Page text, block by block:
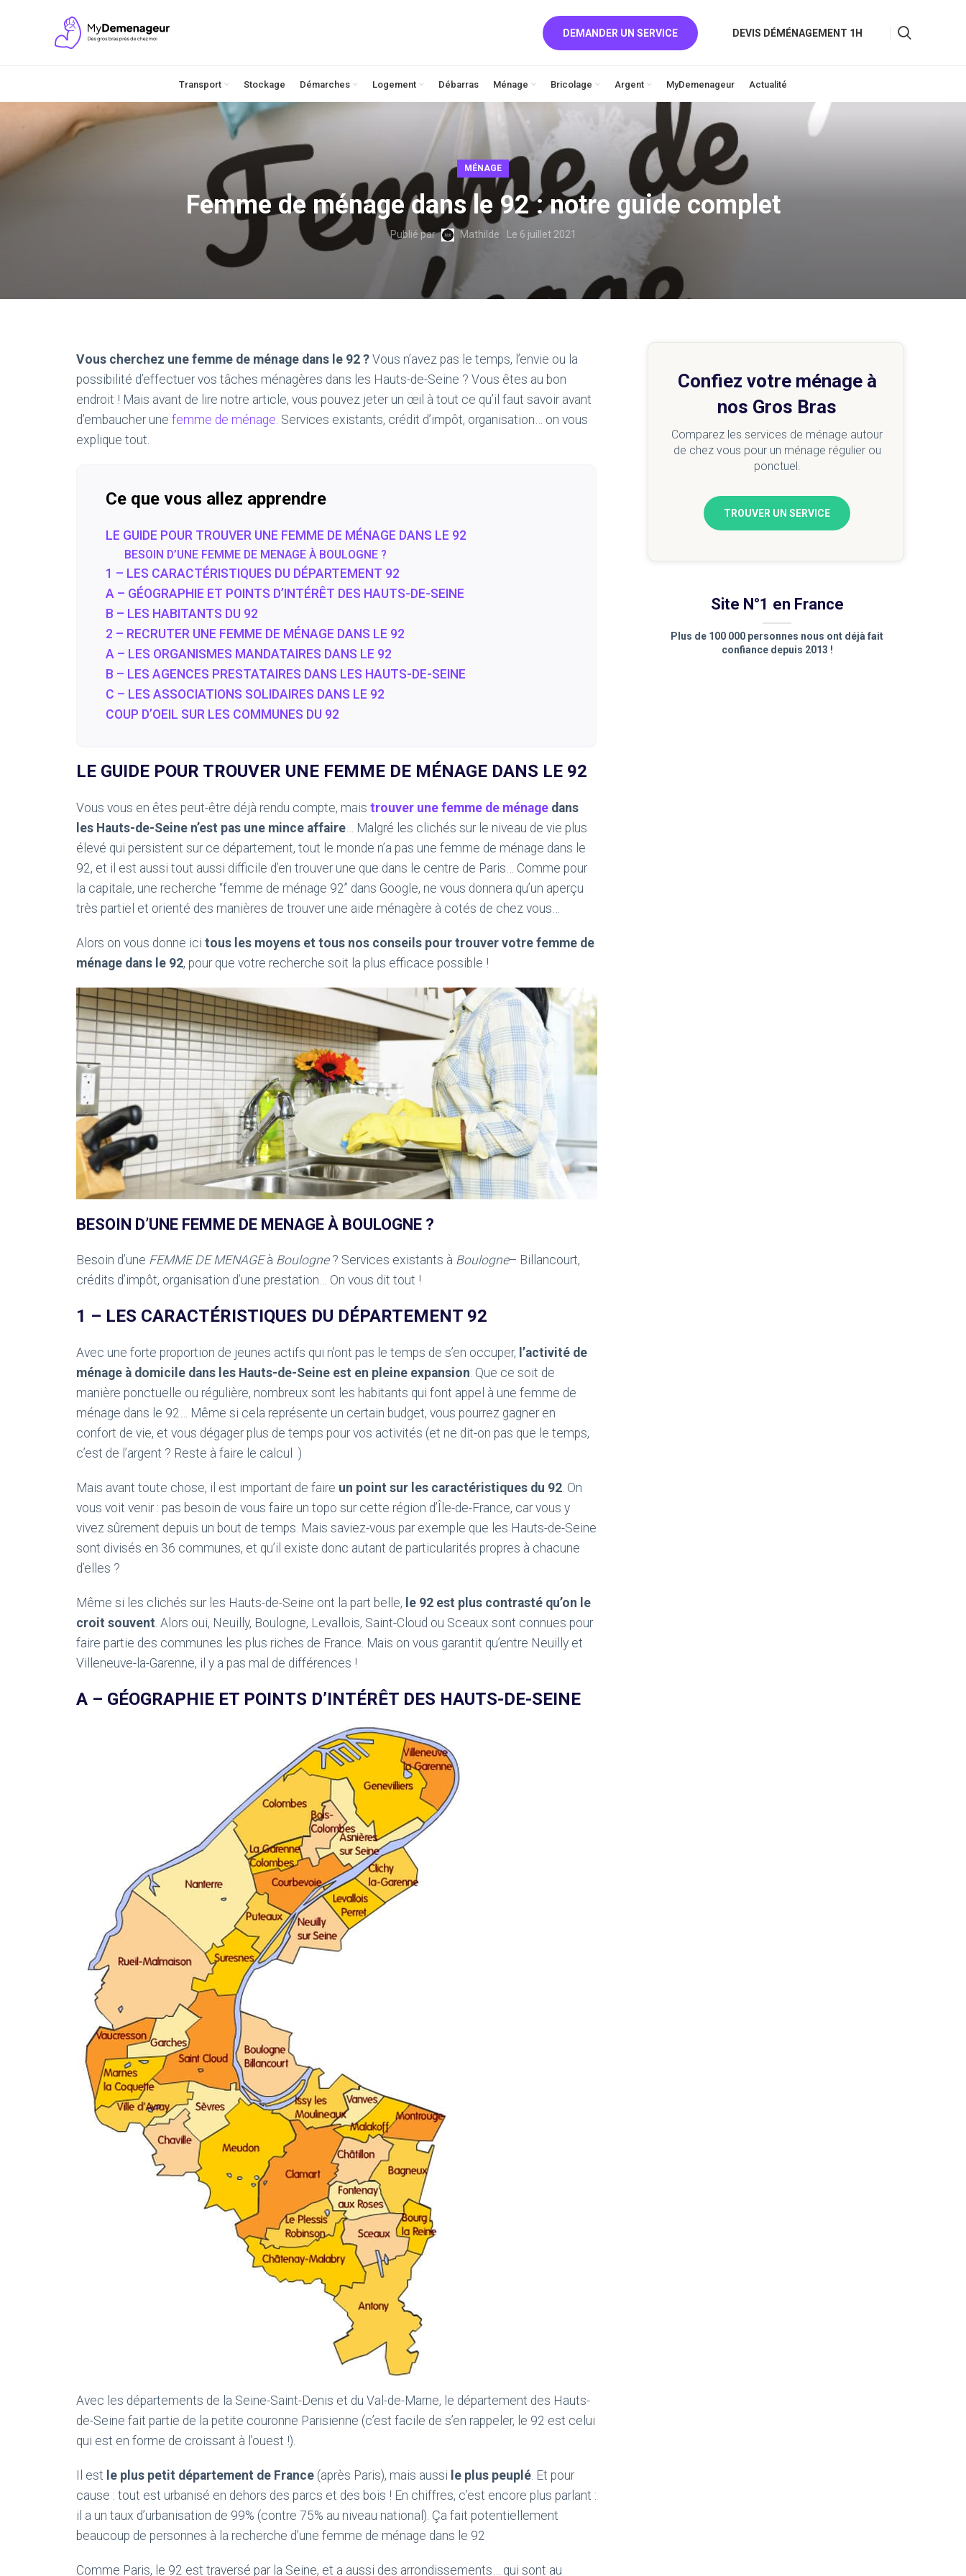
DEMANDER UN SERVICE DEVIS DÉMÉNAGEMENT 1H
Transport Stockage Démarches Logement Débarras Ménage Bricolage Argent MyDemenageur Actualité
MÉNAGE
Femme de ménage dans le 92 : notre guide complet
Publié par Mathilde Le 6 juillet 2021
Vous cherchez une femme de ménage dans le 92 ? Vous n’avez pas le temps, l’envie ou la
possibilité d’effectuer vos tâches ménagères dans les Hauts-de-Seine ? Vous êtes au bon
endroit ! Mais avant de lire notre article, vous pouvez jeter un œil à tout ce qu’il faut savoir avant
d’embaucher une femme de ménage. Services existants, crédit d’impôt, organisation… on vous
explique tout.
Ce que vous allez apprendre
LE GUIDE POUR TROUVER UNE FEMME DE MÉNAGE DANS LE 92
BESOIN D’UNE FEMME DE MENAGE À BOULOGNE ?
1 – LES CARACTÉRISTIQUES DU DÉPARTEMENT 92
A – GÉOGRAPHIE ET POINTS D’INTÉRÊT DES HAUTS-DE-SEINE
B – LES HABITANTS DU 92
2 – RECRUTER UNE FEMME DE MÉNAGE DANS LE 92
A – LES ORGANISMES MANDATAIRES DANS LE 92
B – LES AGENCES PRESTATAIRES DANS LES HAUTS-DE-SEINE
C – LES ASSOCIATIONS SOLIDAIRES DANS LE 92
COUP D’OEIL SUR LES COMMUNES DU 92
LE GUIDE POUR TROUVER UNE FEMME DE MÉNAGE DANS LE 92
Vous vous en êtes peut-être déjà rendu compte, mais trouver une femme de ménage dans
les Hauts-de-Seine n’est pas une mince affaire … Malgré les clichés sur le niveau de vie plus
élevé qui persistent sur ce département, tout le monde n’a pas une femme de ménage dans le
92, et il est aussi tout aussi difficile d’en trouver une que dans le centre de Paris… Comme pour
la capitale, une recherche “femme de ménage 92” dans Google, ne vous donnera qu’un aperçu
très partiel et orienté des manières de trouver une aide ménagère à cotés de chez vous…
Alors on vous donne ici tous les moyens et tous nos conseils pour trouver votre femme de
ménage dans le 92, pour que votre recherche soit la plus efficace possible !
BESOIN D’UNE FEMME DE MENAGE À BOULOGNE ?
Besoin d’une FEMME DE MENAGEà Boulogne? Services existants à Boulogne– Billancourt,
crédits d’impôt, organisation d’une prestation… On vous dit tout !
1 – LES CARACTÉRISTIQUES DU DÉPARTEMENT 92
Avec une forte proportion de jeunes actifs qui n’ont pas le temps de s’en occuper, l’activité de
ménage à domicile dans les Hauts-de-Seine est en pleine expansion. Que ce soit de
manière ponctuelle ou régulière, nombreux sont les habitants qui font appel à une femme de
ménage dans le 92… Même si cela représente un certain budget, vous pourrez gagner en
confort de vie, et vous dégager plus de temps pour vos activités (et ne dit-on pas que le temps,
c’est de l’argent ? Reste à faire le calcul )
Mais avant toute chose, il est important de faire un point sur les caractéristiques du 92. On
vous voit venir : pas besoin de vous faire un topo sur cette région d’Île-de-France, car vous y
vivez sûrement depuis un bout de temps. Mais saviez-vous par exemple que les Hauts-de-Seine
sont divisés en 36 communes, et qu’il existe donc autant de particularités propres à chacune
d’elles ?
Même si les clichés sur les Hauts-de-Seine ont la part belle, le 92 est plus contrasté qu’on le
croit souvent. Alors oui, Neuilly, Boulogne, Levallois, Saint-Cloud ou Sceaux sont connues pour
faire partie des communes les plus riches de France. Mais on vous garantit qu’entre Neuilly et
Villeneuve-la-Garenne, il y a pas mal de différences !
A – GÉOGRAPHIE ET POINTS D’INTÉRÊT DES HAUTS-DE-SEINE
Avec les départements de la Seine-Saint-Denis et du Val-de-Marne, le département des Hauts-
de-Seine fait partie de la petite couronne Parisienne (c’est facile de s’en rappeler, le 92 est celui
qui est en forme de croissant à l’ouest !).
Il est le plus petit département de France (après Paris), mais aussi le plus peuplé. Et pour
cause : tout est urbanisé en dehors des parcs et des bois ! En chiffres, c’est encore plus parlant :
il a un taux d’urbanisation de 99% (contre 75% au niveau national). Ça fait potentiellement
beaucoup de personnes à la recherche d’une femme de ménage dans le 92
Comme Paris, le 92 est traversé par la Seine, et a aussi des arrondissements… qui sont au
Confiez votre ménage à
nos Gros Bras
Comparez les services de ménage autour
de chez vous pour un ménage régulier ou
ponctuel.
TROUVER UN SERVICE
Site N°1 en France
Plus de 100 000 personnes nous ont déjà fait
confiance depuis 2013 !